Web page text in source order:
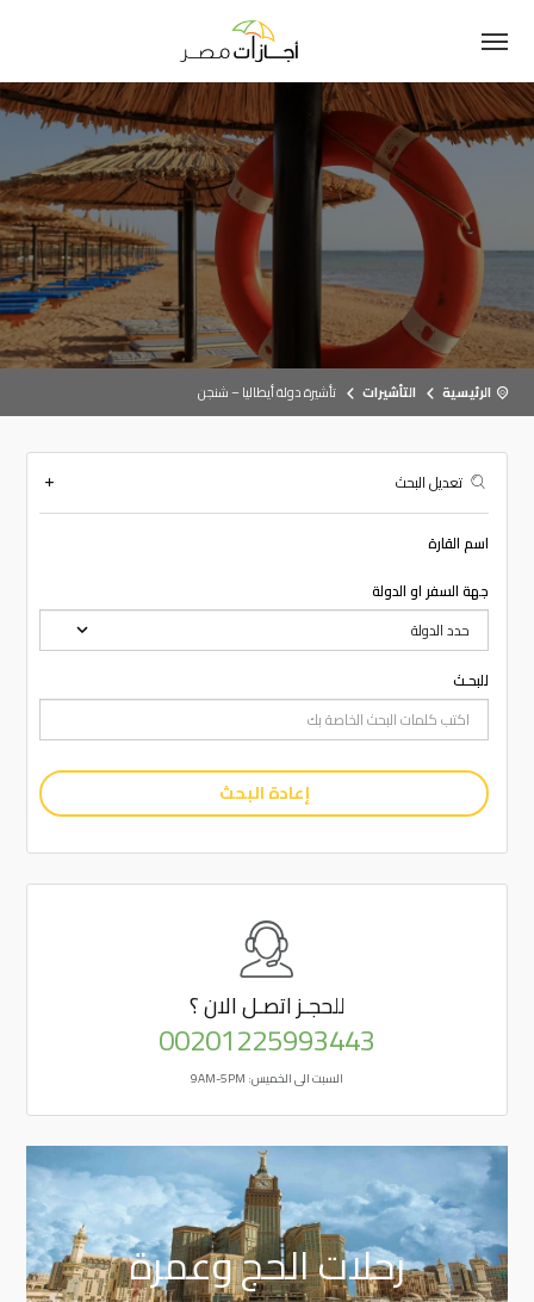
الرئيسية التأشيرات تأشيرة دولة أيطاليا – شنجن
تعديل البحث
اسم القارة
جهة السفر او الدولة
للبحـث
إعادة البحث
للحجـزاتصـل الان ؟
00201225993443
السبت الى الخميس: 9AM-5PM
رحلات الحج وعمرة